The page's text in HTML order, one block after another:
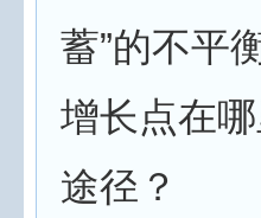
蓄”的不平
增长点在
途径？